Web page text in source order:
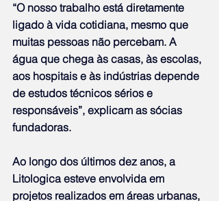
“O nosso trabalho está diretamente
ligado à vida cotidiana, mesmo que
muitas pessoas não percebam. A
água que chega às casas, às escolas,
aos hospitais e às indústrias depende
de estudos técnicos sérios e
responsáveis”, explicam as sócias
fundadoras.
Ao longo dos últimos dez anos, a
Litologica esteve envolvida em
projetos realizados em áreas urbanas,